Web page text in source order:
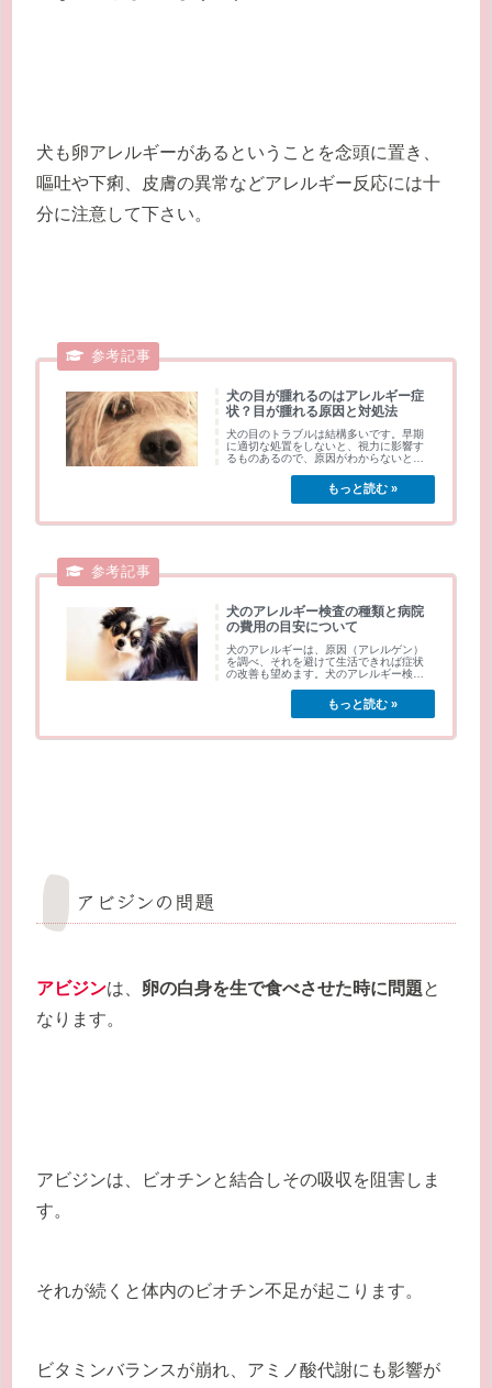
犬も卵アレルギーがあるということを念頭に置き、
嘔吐や下痢、皮膚の異常などアレルギー反応には十
分に注意して下さい。
犬の目が腫れるのはアレルギー症
状？目が腫れる原因と対処法
犬の目のトラブルは結構多いです。早期
に適切な処置をしないと、視力に影響す
るものあるので、原因がわからないとと
犬のアレルギー検査の種類と病院
の費用の目安について
犬のアレルギーは、原因（アレルゲン）
を調べ、それを避けて生活できれば症状
の改善も望めます。犬のアレルギー検査
アビジンの問題
アビジンは、 卵の白身を生で食べさせた時に問題と
なります。
アビジンは、ビオチンと結合しその吸収を阻害しま
す。
それが続くと体内のビオチン不足が起こります。
ビタミンバランスが崩れ、アミノ酸代謝にも影響が